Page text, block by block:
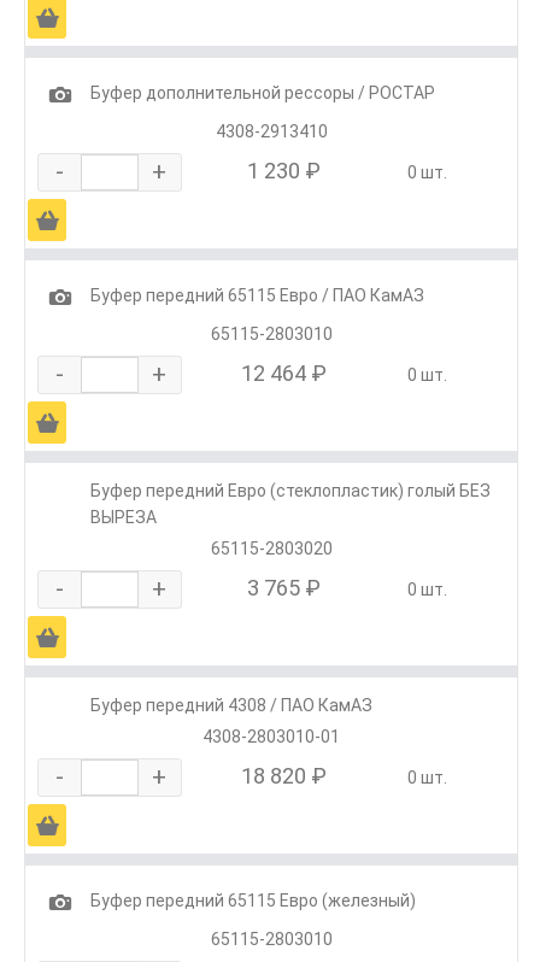
Ä
1
Буфер дополнительной рессоры / РОСТАР
4308-2913410
- + 1 230 ₽ 0 шт.
Ä
1
Буфер передний 65115 Евро / ПАО КамАЗ
65115-2803010
- + 12 464 ₽ 0 шт.
Ä
Буфер передний Евро (стеклопластик) голый БЕЗ
ВЫРЕЗА
65115-2803020
- + 3 765 ₽ 0 шт.
Ä
Буфер передний 4308 / ПАО КамАЗ
4308-2803010-01
- + 18 820 ₽ 0 шт.
Ä
1
Буфер передний 65115 Евро (железный)
65115-2803010